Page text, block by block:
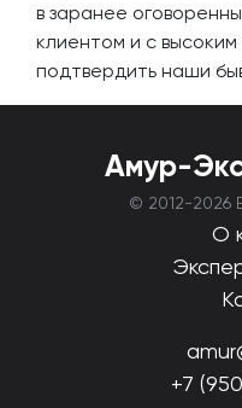
в заранее
клиентом и с
подтвердить наши
Амур-
© 2012-2026
О
+7